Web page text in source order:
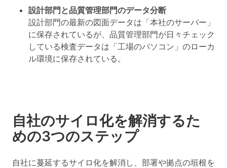
設計部門と品質管理部門のデータ分断
設計部門の最新の図面データは「本社のサーバー」
に保存されているが、品質管理部門が日々チェック
している検査データは「工場のパソコン」のローカ
ル環境に保存されている。
自社のサイロ化を解消するた
めの3つのステップ
自社に蔓延するサイロ化を解消し、部署や拠点の垣根を